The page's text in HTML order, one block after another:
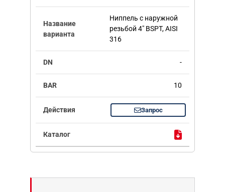
Ниппель с наружной
резьбой 4" BSPT, AISI
316
-
10
Запрос